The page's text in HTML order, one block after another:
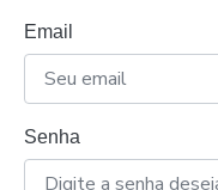
Email
Senha